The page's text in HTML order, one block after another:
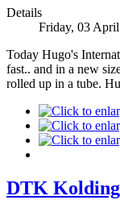
Details
Friday, 03
Today Hugo's
fast.. and in a new
rolled up in a tube.
DTK Kolding